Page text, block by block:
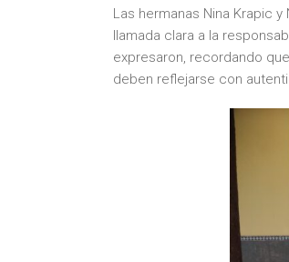
Las hermanas Nina Krapic
llamada clara a la
expresaron, recordando
deben reflejarse con